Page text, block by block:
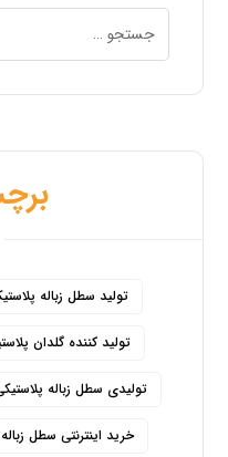
تولید سطل زباله
تولید کننده گلدان
تولیدی سطل زباله
خرید اینترنتی سطل زباله